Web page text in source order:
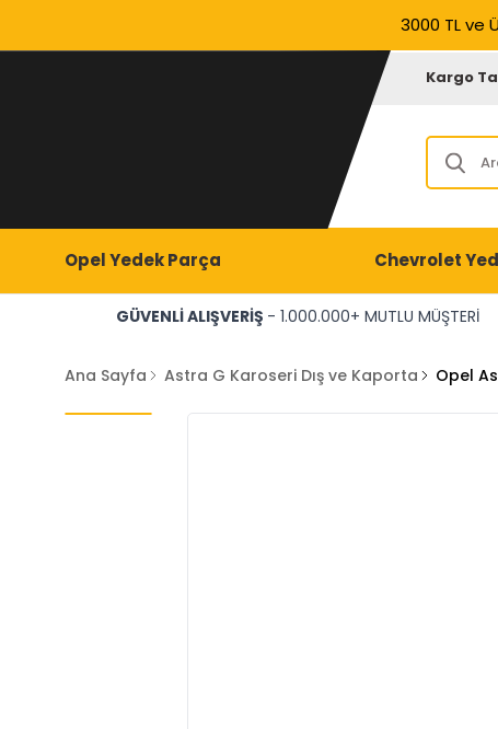
3000 TL ve
Kargo
Opel Yedek Parça Chevrolet
GÜVENLİ ALIŞVERİŞ - 1.000.000+ MUTLU MÜŞTERİ
Ana Sayfa Astra G Karoseri Dış ve Kaporta Opel